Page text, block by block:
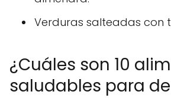
Verduras salteadas con
¿Cuáles son 10
saludables para